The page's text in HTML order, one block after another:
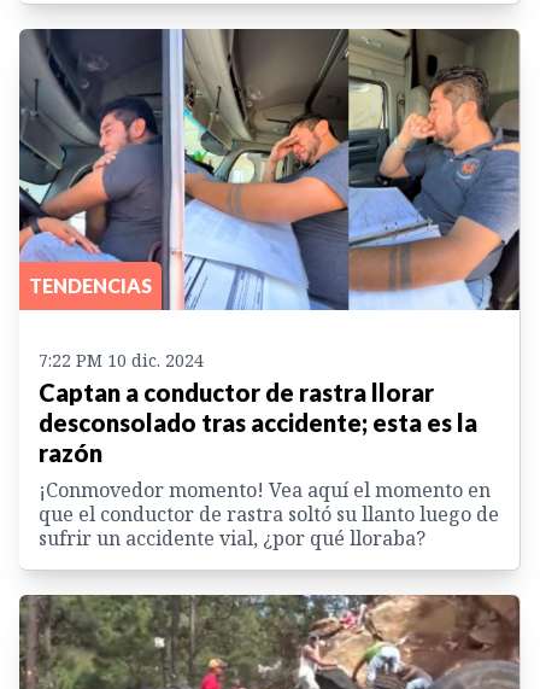
TENDENCIAS
7:22 PM 10 dic. 2024
Captan a conductor de rastra llorar
desconsolado tras accidente; esta es la
razón
¡Conmovedor momento! Vea aquí el momento en
que el conductor de rastra soltó su llanto luego de
sufrir un accidente vial, ¿por qué lloraba?